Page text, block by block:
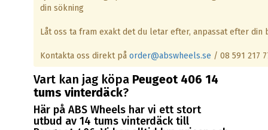
din sökning
Låt oss ta fram exakt det du letar efter, anpassat efter din
Kontakta oss direkt påorder@abswheels.se / 08 591 217
Vart kan jag köpa Peugeot 406 14
tums vinterdäck?
Här på ABS Wheels har vi ett stort
utbud av 14 tums vinterdäck till